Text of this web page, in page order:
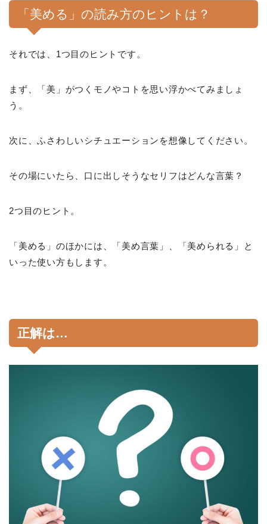
「美める」の読み方のヒントは？
それでは、1つ目のヒントです。
まず、「美」がつくモノやコトを思い浮かべてみましょ
う。
次に、ふさわしいシチュエーションを想像してください。
その場にいたら、口に出しそうなセリフはどんな言葉？
2つ目のヒント。
「美める」のほかには、「美め言葉」、「美められる」と
いった使い方もします。
正解は…